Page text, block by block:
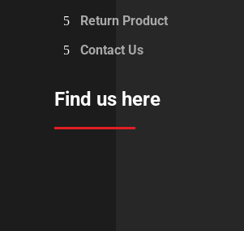
Return Product
Contact Us
Find us here